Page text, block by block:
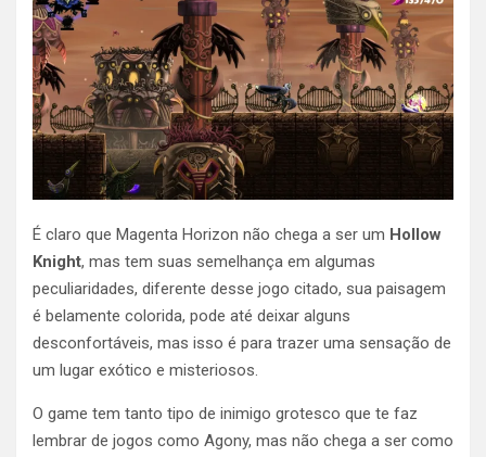
É claro que Magenta Horizon não chega a ser um Hollow
Knight, mas tem suas semelhança em algumas
peculiaridades, diferente desse jogo citado, sua paisagem
é belamente colorida, pode até deixar alguns
desconfortáveis, mas isso é para trazer uma sensação de
um lugar exótico e misteriosos.
O game tem tanto tipo de inimigo grotesco que te faz
lembrar de jogos como Agony, mas não chega a ser como